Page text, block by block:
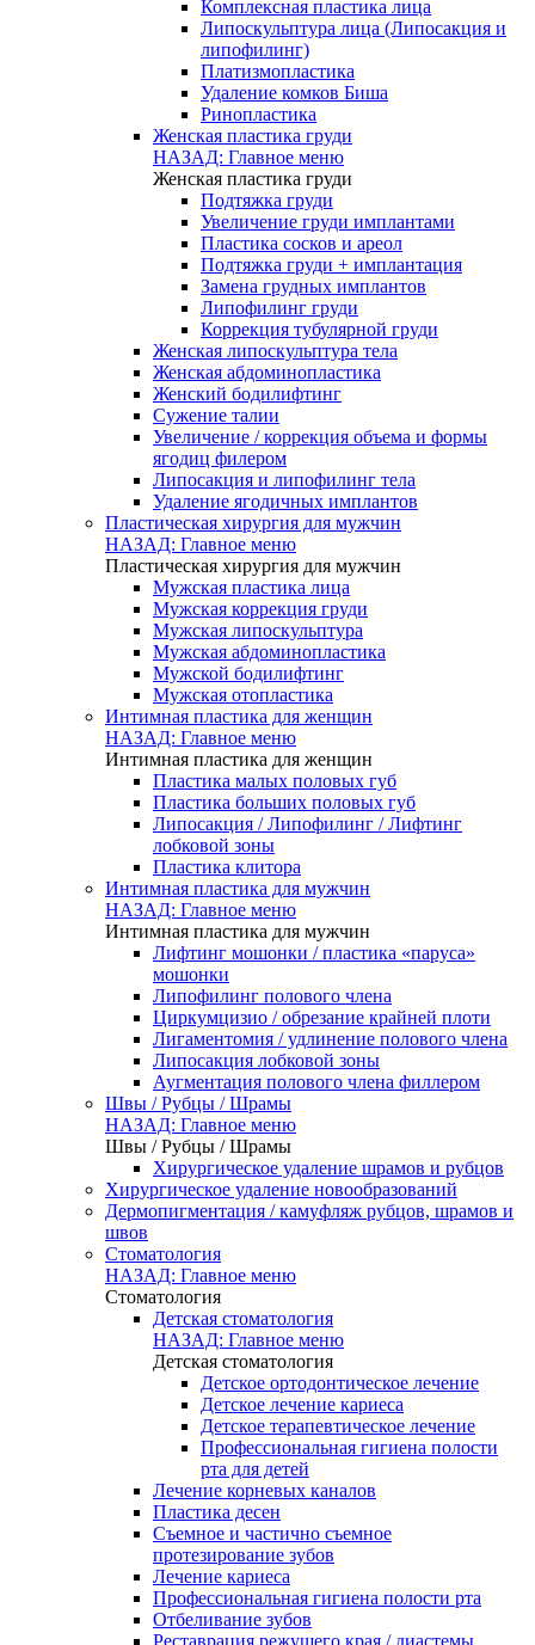
Комплексная пластика лица
Липоскульптура лица (Липосакция и
липофилинг)
Платизмопластика
Удаление комков Биша
Ринопластика
Женская пластика груди
НАЗАД: Главное меню
Женская пластика груди
Подтяжка груди
Увеличение груди имплантами
Пластика сосков и ареол
Подтяжка груди + имплантация
Замена грудных имплантов
Липофилинг груди
Коррекция тубулярной груди
Женская липоскульптура тела
Женская абдоминопластика
Женский бодилифтинг
Сужение талии
Увеличение / коррекция объема и формы
ягодиц филером
Липосакция и липофилинг тела
Удаление ягодичных имплантов
Пластическая хирургия для мужчин
НАЗАД: Главное меню
Пластическая хирургия для мужчин
Мужская пластика лица
Мужская коррекция груди
Мужская липоскульптура
Мужская абдоминопластика
Мужской бодилифтинг
Мужская отопластика
Интимная пластика для женщин
НАЗАД: Главное меню
Интимная пластика для женщин
Пластика малых половых губ
Пластика больших половых губ
Липосакция / Липофилинг / Лифтинг
лобковой зоны
Пластика клитора
Интимная пластика для мужчин
НАЗАД: Главное меню
Интимная пластика для мужчин
Лифтинг мошонки / пластика «паруса»
мошонки
Липофилинг полового члена
Циркумцизио / обрезание крайней плоти
Лигаментомия / удлинение полового члена
Липосакция лобковой зоны
Аугментация полового члена филлером
Швы / Рубцы / Шрамы
НАЗАД: Главное меню
Швы / Рубцы / Шрамы
Хирургическое удаление шрамов и рубцов
Хирургическое удаление новообразований
Дермопигментация / камуфляж рубцов, шрамов и
швов
Стоматология
НАЗАД: Главное меню
Стоматология
Детская стоматология
НАЗАД: Главное меню
Детская стоматология
Детское ортодонтическое лечение
Детское лечение кариеса
Детское терапевтическое лечение
Профессиональная гигиена полости
рта для детей
Лечение корневых каналов
Пластика десен
Съемное и частично съемное
протезирование зубов
Лечение кариеса
Профессиональная гигиена полости рта
Отбеливание зубов
Реставрация режущего края / диастемы